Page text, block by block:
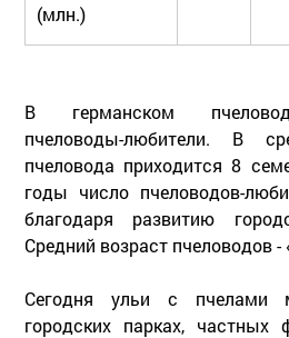
(млн.)
В германском
пчеловоды-любители. В
пчеловода приходится 8
годы число пчеловодов-
благодаря развитию
Средний возраст пчеловодов -
Сегодня ульи с пчелами
городских парках, частных